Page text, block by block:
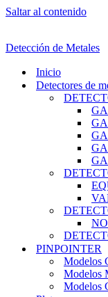
Saltar al contenido
Detección de Metales
Inicio
Detectores de
PINPOINTER
Modelos
Modelos
Modelos